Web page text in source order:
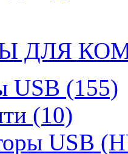
ДЛЯ
USB (155)
(10)
USB